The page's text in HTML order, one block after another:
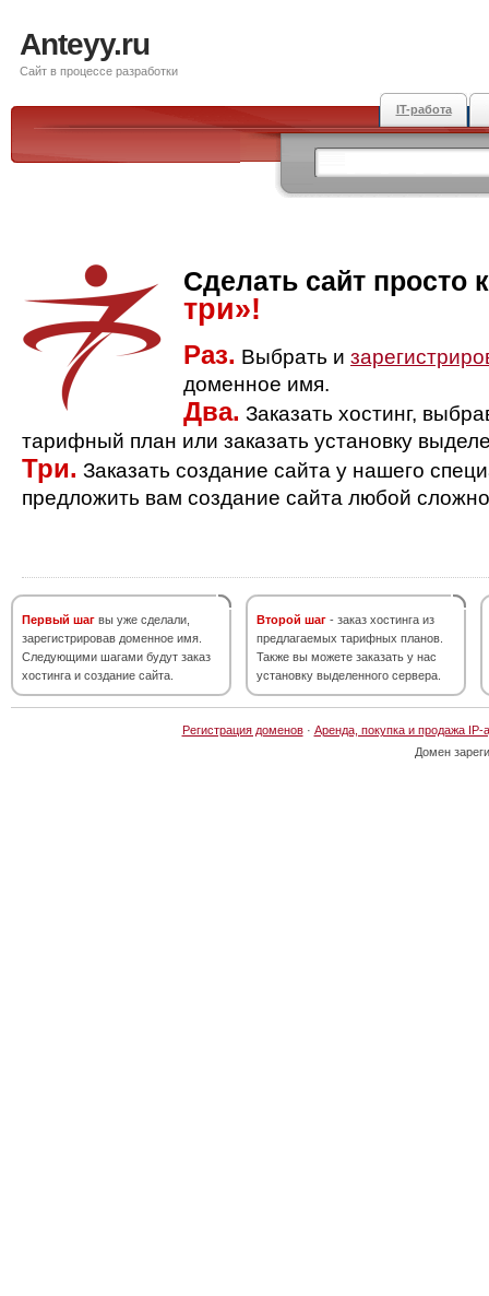
Anteyy.ru
Сайт в процессе разработки
IT-работа
Сделать сайт просто
три»!
Раз. Выбрать и
доменное имя.
Два. Заказать хостинг,
тарифный план или заказать установку
Три. Заказать создание сайта у нашего
предложить вам создание сайта любой
Первый шаг вы уже сделали,
зарегистрировав доменное имя.
Следующими шагами будут заказ
хостинга и создание сайта.
Второй шаг - заказ хостинга из
предлагаемых тарифных планов.
Также вы можете заказать у нас
установку выделенного сервера.
Регистрация доменов· Аренда, покупка и продажа IP-
Домен